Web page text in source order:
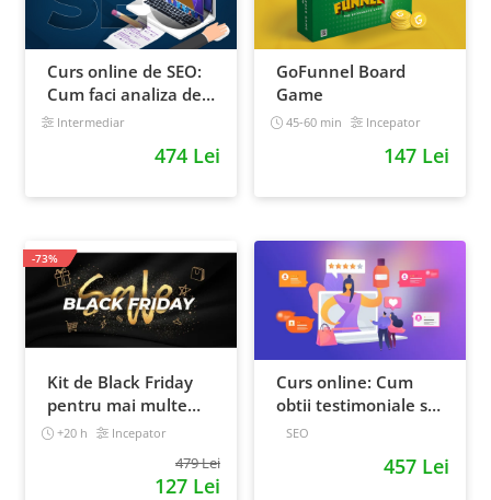
Curs online de SEO:
Cum faci analiza de
cuvinte cheie si
Intermediar
474 Lei
GoFunnel Board
Game
45-60 min Incepator
147 Lei
Kit de Black Friday
pentru mai multe
vanzari in magazinul
+20 h Incepator
479 Lei
127 Lei
-73%
Curs online: Cum
obtii testimoniale si
recenzii puternice
SEO
457 Lei